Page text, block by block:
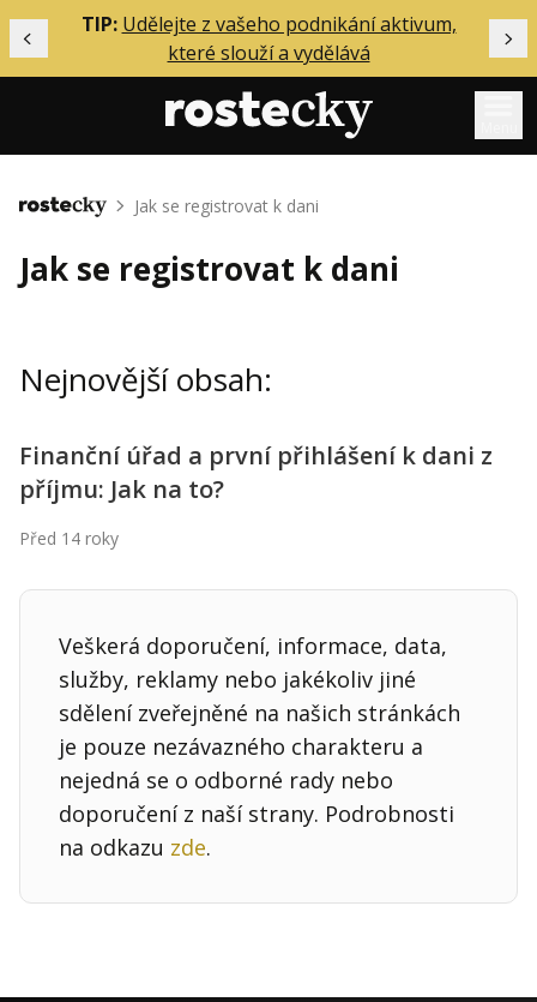
Předchozí
TIP: Udělejte z vašeho podnikání aktivum,
které slouží a vydělává
Mentoring
Solo
Inzerce
Přihlášení
Kontakt
Obchodní podmínky
Hledaná fráze Hledat
Domů Jak se registrovat k dani
Jak se registrovat k dani
Nejnovější obsah:
Finanční úřad a první přihlášení k dani z
příjmu: Jak na to?
Před 14 roky
Veškerá doporučení, informace, data,
služby, reklamy nebo jakékoliv jiné
sdělení zveřejněné na našich stránkách
je pouze nezávazného charakteru a
nejedná se o odborné rady nebo
doporučení z naší strany. Podrobnosti
na odkazu zde.